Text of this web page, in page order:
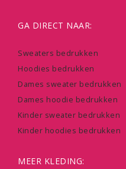
GA DIRECT NAAR:
Sweaters bedrukken
Hoodies bedrukken
Dames sweater bedrukken
Dames hoodie bedrukken
Kinder sweater bedrukken
Kinder hoodies bedrukken
MEER KLEDING: